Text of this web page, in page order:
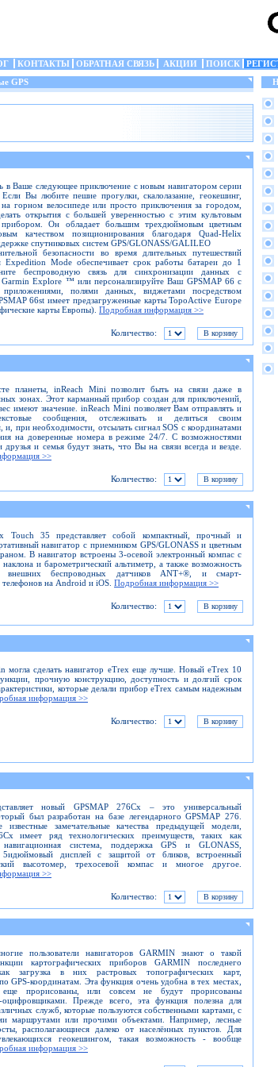
КОНТАКТЫ ОБРАТНАЯ СВЯЗЬ АКЦИИ ПОИСК
GPS
в Ваше следующее приключение с новым навигатором серии
Вы любите пешие прогулки, скалолазание, геокешинг,
на горном велосипеде или просто приключения за городом,
открытия с большей уверенностью с этим культовым
Он обладает большим трехдюймовым цветным
качеством позиционирования благодаря Quad-Helix
спутниковых систем GPS/GLONASS/GALILEO
безопасности во время длительных путешествий
Mode обеспечивает срок работы батареи до 1
беспроводную связь для синхронизации данных с
Explore ™ или персонализируйте Ваш GPSMAP 66 с
приложениями, полями данных, виджетами посредством
66st имеет предзагруженные карты TopoActive Europe
карты Европы). Подробная информация >>
Количество:
планеты, inReach Mini позволит быть на связи даже в
зонах. Этот карманный прибор создан для приключений,
имеют значение. inReach Mini позволяет Вам отправлять и
сообщения, отслеживать и делиться своим
и, при необходимости, отсылать сигнал SOS с координатами
на доверенные номера в режиме 24/7. С возможностями
и семья будут знать, что Вы на связи всегда и везде.
>>
Количество:
Touch 35 представляет собой компактный, прочный и
навигатор с приемником GPS/GLONASS и цветным
В навигатор встроены 3-осевой электронный компас с
наклона и барометрический альтиметр, а также возможность
внешних беспроводных датчиков ANT+®, и смарт-
на Android и iOS. Подробная информация >>
Количество:
могла сделать навигатор eTrex еще лучше. Новый eTrex 10
прочную конструкцию, доступность и долгий срок
которые делали прибор eTrex самым надежным
информация >>
Количество:
новый GPSMAP 276Cx – это универсальный
был разработан на базе легендарного GPSMAP 276.
известные замечательные качества предыдущей модели,
имеет ряд технологических преимуществ, таких как
навигационная система, поддержка GPS и GLONASS,
5идюймовый дисплей с защитой от бликов, встроенный
высотомер, трехосевой компас и многое другое.
>>
Количество:
пользователи навигаторов GARMIN знают о такой
картографических приборов GARMIN последнего
загрузка в них растровых топографических карт,
GPS-координатам. Эта функция очень удобна в тех местах,
прорисованы, или совсем не будут прорисованы
оцифровщиками. Прежде всего, эта функция полезна для
служб, которые пользуются собственными картами, с
маршрутами или прочими объектами. Например, лесные
располагающиеся далеко от населённых пунктов. Для
геокешингом, такая возможность - вообще
информация >>